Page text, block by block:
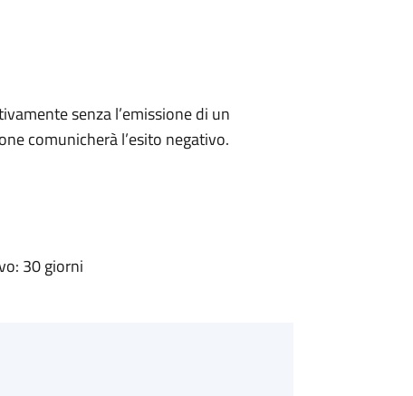
senza l’emissione di un
comunicherà l’esito negativo.
30 giorni